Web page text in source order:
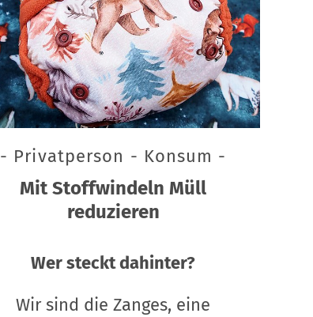
- Privatperson - Konsum -
Mit Stoffwindeln Müll
reduzieren
Wer steckt dahinter?
Wir sind die Zanges, eine